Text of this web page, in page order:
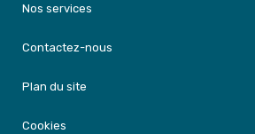
Nos services
Contactez-nous
Plan du site
Cookies